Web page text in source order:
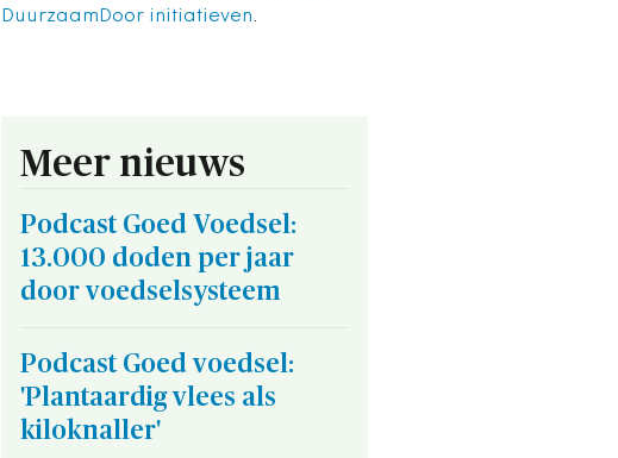
DuurzaamDoor initiatieven.
Meer nieuws
Podcast Goed Voedsel:
13.000 doden per jaar
door voedselsysteem
Podcast Goed voedsel:
'Plantaardig vlees als
kiloknaller'